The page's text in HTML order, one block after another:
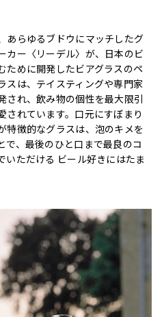
あらゆるブドウにマッチしたグ
カー〈リーデル〉が、日本のビ
ために開発したビアグラスのペ
スは、テイスティングや専門家
され、飲み物の個性を最大限引
されています。口元にすぼまり
特徴的なグラスは、泡のキメを
で、最後のひと口まで最良のコ
いただける ビール好きにはたま